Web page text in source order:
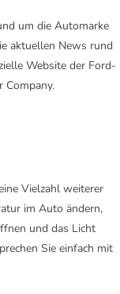
um die Automarke
aktuellen News rund
Website der Ford-
Company.
Vielzahl weiterer
im Auto ändern,
und das Licht
Sie einfach mit